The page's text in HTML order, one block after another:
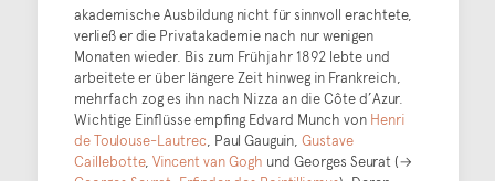
akademische Ausbildung nicht für sinnvoll erachtete,
verließ er die Privatakademie nach nur wenigen
Monaten wieder. Bis zum Frühjahr 1892 lebte und
arbeitete er über längere Zeit hinweg in Frankreich,
mehrfach zog es ihn nach Nizza an die Côte d’Azur.
Wichtige Einflüsse empfing Edvard Munch von Henri
de Toulouse-Lautrec, Paul Gauguin, Gustave
Caillebotte, Vincent van Gogh und Georges Seurat (→